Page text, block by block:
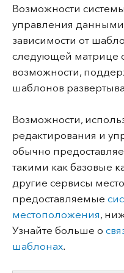
Возможности
управления данными
зависимости от
следующей матрице
возможности,
шаблонов
Возможности,
редактирования и
обычно
такими как базовые
другие сервисы
предоставляемые
местоположения,
Узнайте больше о
шаблонах.